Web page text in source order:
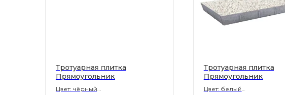
Тротуарная плитка
Прямоугольник
Цвет: чёрный
Тротуарная плитка
Прямоугольник
Цвет: белый